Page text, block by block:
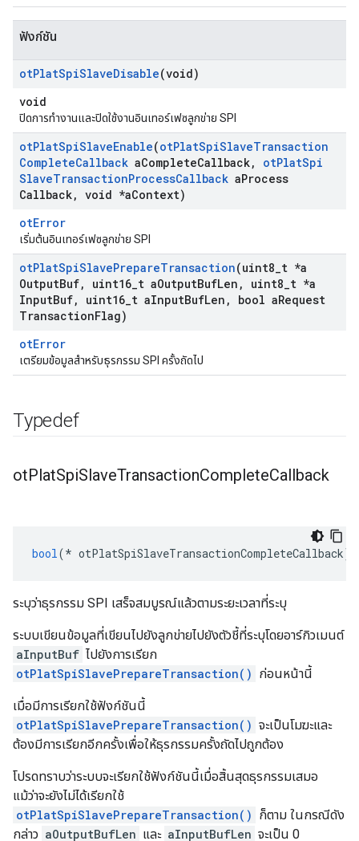
ฟังก์ชัน
otPlatSpiSlaveDisable(void)
void
ปิดการทำงานและปิดใช้งานอินเทอร์เฟซลูกข่าย SPI
otPlatSpiSlaveEnable(otPlatSpiSlaveTransaction
CompleteCallback aCompleteCallback, otPlatSpi
SlaveTransactionProcessCallback aProcess
Callback, void *aContext)
otError
เริ่มต้นอินเทอร์เฟซลูกข่าย SPI
otPlatSpiSlavePrepareTransaction(uint8 t *a
OutputBuf, uint16 t aOutputBufLen , uint8 t *a
InputBuf, uint16 t aInputBufLen , bool aRequest
TransactionFlag)
otError
เตรียมข้อมูลสำหรับธุรกรรม SPI ครั้งถัดไป
Typedef
otPlatSpiSlaveTransactionCompleteCallback
bool(* otPlatSpiSlaveTransactionCompleteCallback)(
ระบุว่าธุรกรรม SPI เสร็จสมบูรณ์แล้วตามระยะเวลาที่ระบุ
ระบบเขียนข้อมูลที่เขียนไปยังลูกข่ายไปยังตัวชี้ที่ระบุโดยอาร์กิวเมนต์
aInputBuf ไปยังการเรียก
otPlatSpiSlavePrepareTransaction() ก่อนหน้านี้
เมื่อมีการเรียกใช้ฟังก์ชันนี้
otPlatSpiSlavePrepareTransaction() จะเป็นโมฆะและ
ต้องมีการเรียกอีกครั้งเพื่อให้ธุรกรรมครั้งถัดไปถูกต้อง
โปรดทราบว่าระบบจะเรียกใช้ฟังก์ชันนี้เมื่อสิ้นสุดธุรกรรมเสมอ
แม้ว่าจะยังไม่ได้เรียกใช้
otPlatSpiSlavePrepareTransaction() ก็ตาม ในกรณีดัง
กล่าว aOutputBufLen และ aInputBufLen จะเป็น 0